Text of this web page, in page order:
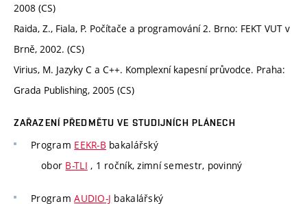
2008 (CS)
Raida, Z., Fiala, P. Počítače a programování 2. Brno: FEKT VUT v
Brně, 2002. (CS)
Virius, M. Jazyky C a C++. Komplexní kapesní průvodce. Praha:
Grada Publishing, 2005 (CS)
ZAŘAZENÍ PŘEDMĚTU VE STUDIJNÍCH PLÁNECH
Program EEKR-B bakalářský
obor B-TLI , 1 ročník, zimní semestr, povinný
ProgramAUDIO-J bakalářský